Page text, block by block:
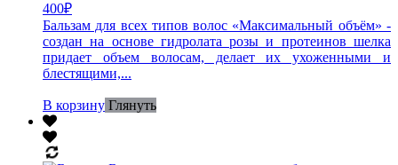
400₽
Бальзам для всех типов волос «Максимальный объём» -
создан на основе гидролата розы и протеинов шелка
придает объем волосам, делает их ухоженными и
блестящими,...
В корзину Глянуть